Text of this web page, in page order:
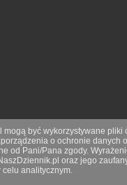
być wykorzystywane
o ochronie danych
od Pani/Pana zgody.
oraz jego
celu analitycznym.